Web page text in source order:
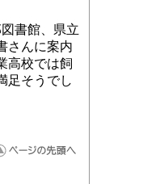
書館、県立
さんに案内
高校では飼
足そうでし